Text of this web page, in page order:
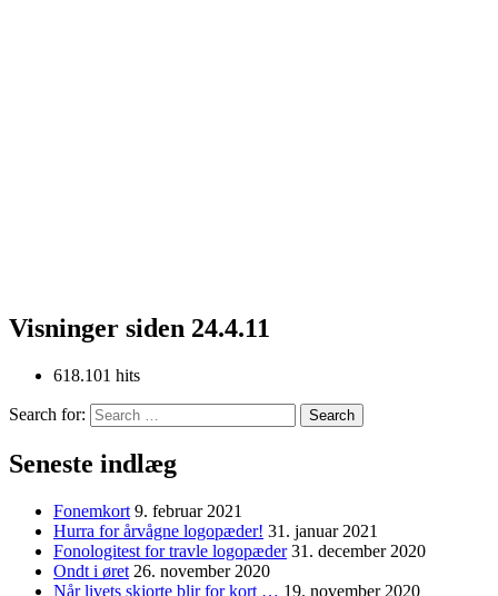
Visninger siden 24.4.11
618.101 hits
Search for:
Seneste indlæg
Fonemkort 9. februar 2021
Hurra for årvågne logopæder! 31. januar 2021
Fonologitest for travle logopæder 31. december 2020
Ondt i øret 26. november 2020
Når livets skjorte blir for kort … 19. november 2020